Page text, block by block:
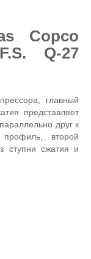
Copco
Q-27
главный
представляет
друг к
второй
ступни сжатия и